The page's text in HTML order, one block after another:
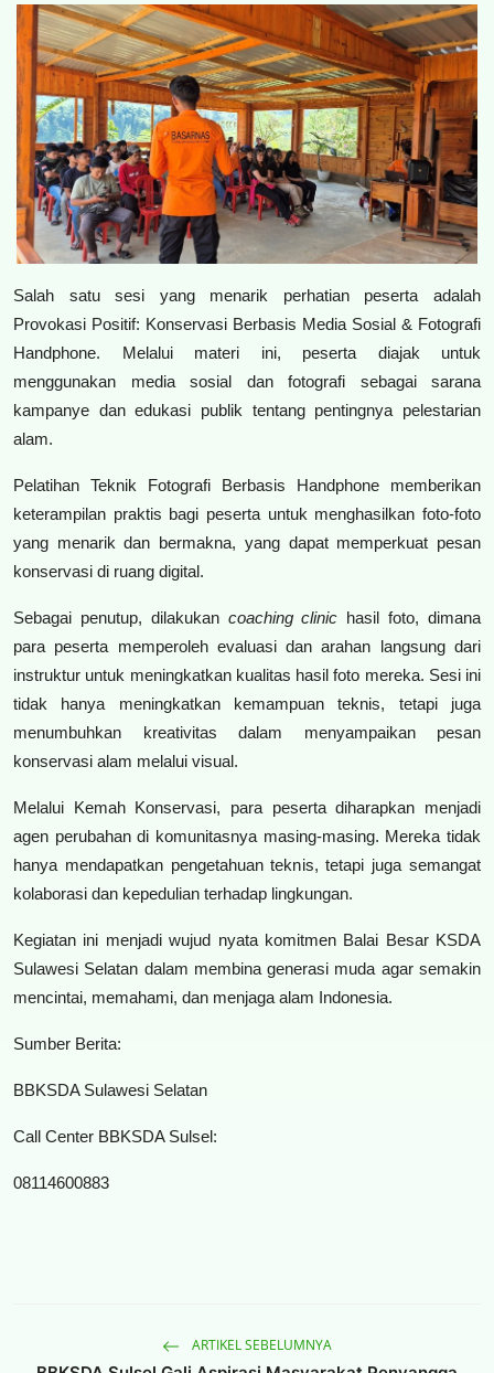
Salah satu sesi yang menarik perhatian peserta adalah
Provokasi Positif: Konservasi Berbasis Media Sosial & Fotografi
Handphone. Melalui materi ini, peserta diajak untuk
menggunakan media sosial dan fotografi sebagai sarana
kampanye dan edukasi publik tentang pentingnya pelestarian
alam.
Pelatihan Teknik Fotografi Berbasis Handphone memberikan
keterampilan praktis bagi peserta untuk menghasilkan foto-foto
yang menarik dan bermakna, yang dapat memperkuat pesan
konservasi di ruang digital.
Sebagai penutup, dilakukan coaching clinic hasil foto, dimana
para peserta memperoleh evaluasi dan arahan langsung dari
instruktur untuk meningkatkan kualitas hasil foto mereka. Sesi ini
tidak hanya meningkatkan kemampuan teknis, tetapi juga
menumbuhkan kreativitas dalam menyampaikan pesan
konservasi alam melalui visual.
Melalui Kemah Konservasi, para peserta diharapkan menjadi
agen perubahan di komunitasnya masing-masing. Mereka tidak
hanya mendapatkan pengetahuan teknis, tetapi juga semangat
kolaborasi dan kepedulian terhadap lingkungan.
Kegiatan ini menjadi wujud nyata komitmen Balai Besar KSDA
Sulawesi Selatan dalam membina generasi muda agar semakin
mencintai, memahami, dan menjaga alam Indonesia.
Sumber Berita:
BBKSDA Sulawesi Selatan
Call Center BBKSDA Sulsel:
08114600883
ARTIKEL SEBELUMNYA